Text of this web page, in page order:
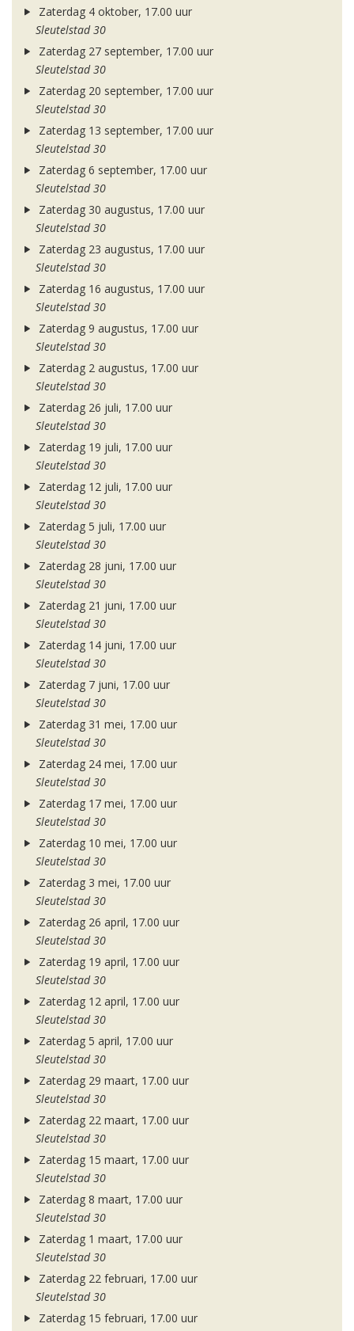
Zaterdag 4 oktober, 17.00 uur
Sleutelstad 30
Zaterdag 27 september, 17.00 uur
Sleutelstad 30
Zaterdag 20 september, 17.00 uur
Sleutelstad 30
Zaterdag 13 september, 17.00 uur
Sleutelstad 30
Zaterdag 6 september, 17.00 uur
Sleutelstad 30
Zaterdag 30 augustus, 17.00 uur
Sleutelstad 30
Zaterdag 23 augustus, 17.00 uur
Sleutelstad 30
Zaterdag 16 augustus, 17.00 uur
Sleutelstad 30
Zaterdag 9 augustus, 17.00 uur
Sleutelstad 30
Zaterdag 2 augustus, 17.00 uur
Sleutelstad 30
Zaterdag 26 juli, 17.00 uur
Sleutelstad 30
Zaterdag 19 juli, 17.00 uur
Sleutelstad 30
Zaterdag 12 juli, 17.00 uur
Sleutelstad 30
Zaterdag 5 juli, 17.00 uur
Sleutelstad 30
Zaterdag 28 juni, 17.00 uur
Sleutelstad 30
Zaterdag 21 juni, 17.00 uur
Sleutelstad 30
Zaterdag 14 juni, 17.00 uur
Sleutelstad 30
Zaterdag 7 juni, 17.00 uur
Sleutelstad 30
Zaterdag 31 mei, 17.00 uur
Sleutelstad 30
Zaterdag 24 mei, 17.00 uur
Sleutelstad 30
Zaterdag 17 mei, 17.00 uur
Sleutelstad 30
Zaterdag 10 mei, 17.00 uur
Sleutelstad 30
Zaterdag 3 mei, 17.00 uur
Sleutelstad 30
Zaterdag 26 april, 17.00 uur
Sleutelstad 30
Zaterdag 19 april, 17.00 uur
Sleutelstad 30
Zaterdag 12 april, 17.00 uur
Sleutelstad 30
Zaterdag 5 april, 17.00 uur
Sleutelstad 30
Zaterdag 29 maart, 17.00 uur
Sleutelstad 30
Zaterdag 22 maart, 17.00 uur
Sleutelstad 30
Zaterdag 15 maart, 17.00 uur
Sleutelstad 30
Zaterdag 8 maart, 17.00 uur
Sleutelstad 30
Zaterdag 1 maart, 17.00 uur
Sleutelstad 30
Zaterdag 22 februari, 17.00 uur
Sleutelstad 30
Zaterdag 15 februari, 17.00 uur